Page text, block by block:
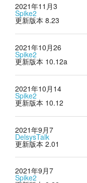
2021年11月3
Spike2
更新版本 8.23
2021年10月26
Spike2
更新版本 10.12a
2021年10月14
Spike2
更新版本 10.12
2021年9月7
DelsysTalk
更新版本 2.01
2021年9月7
Spike2